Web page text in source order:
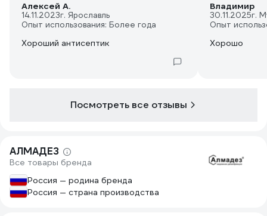
Алексей А.
14.11.2023г. Ярославль
Опыт использования: Более года
Хороший антисептик
Владимир
30.11.2025г.
Опыт
Хорошо
Посмотреть все отзывы
АЛМАДЕЗ
Все товары бренда
Россия — родина бренда
Россия — страна производства